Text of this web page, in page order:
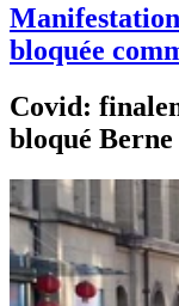
bloquée
Covid:
bloqué Berne